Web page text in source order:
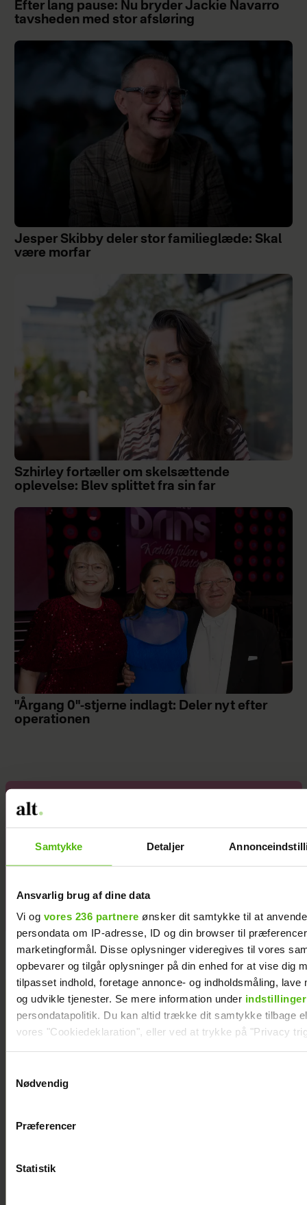
Samtykke Detaljer
Ansvarlig brug af dine data
Vi og vores 236 partnere ønsker dit samtykke til at
persondata om IP-adresse, ID og din browser til
marketingformål. Disse oplysninger videregives til vores
opbevarer og tilgår oplysninger på din enhed for at vise dig
tilpasset indhold, foretage annonce- og indholdsmåling, lave
og udvikle tjenester. Se mere information under indstillinger
persondatapolitik. Du kan altid trække dit samtykke tilbage
vores "Cookiedeklaration", eller ved at trykke på "Privacy
Vi anvender egne cookies og cookies fra tredjeparter til at
generere statistik og huske dine præferencer samt til brug
Nødvendig
Præferencer
Statistik
Efter lang pause: Nu bryder Jackie Navarro
tavsheden med stor afsløring
Jesper Skibby deler stor familieglæde: Skal
være morfar
Szhirley fortæller om skelsættende
oplevelse: Blev splittet fra sin far
"Årgang 0"-stjerne indlagt: Deler nyt efter
operationen
Ølgaards
kæreste?